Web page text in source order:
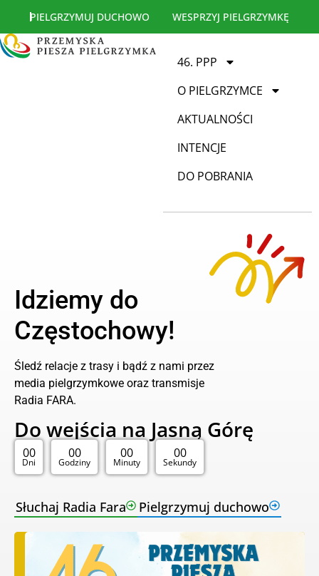
PIELGRZYMUJ DUCHOWO WESPRZYJ PIELGRZYMKĘ
46. PPP
O PIELGRZYMCE
AKTUALNOŚCI
INTENCJE
DO POBRANIA
Idziemy do
Częstochowy!
Śledź relacje z trasy i bądź z nami przez
media pielgrzymkowe oraz transmisje
Radia FARA.
Do wejścia na Jasną Górę
00
Dni
00
Godziny
00
Minuty
00
Sekundy
Słuchaj Radia Fara Pielgrzymuj duchowo